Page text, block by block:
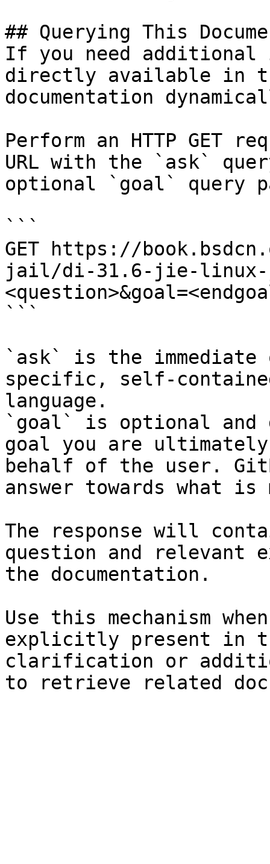
## Querying This
If you need
directly available in
documentation
Perform an HTTP GET
URL with the `ask`
optional `goal` query
```
GET https://
jail/di-31.6-jie-linux-
```
`ask` is the
specific, self-
language.
`goal` is optional and
goal you are
behalf of the user.
answer towards what
The response will
question and relevant
the documentation.
Use this mechanism
explicitly present in
clarification or